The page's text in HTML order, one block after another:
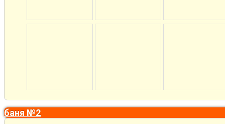
баня №2